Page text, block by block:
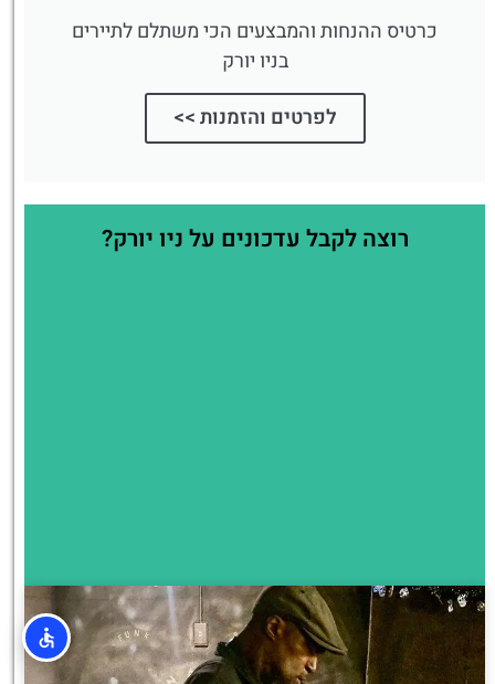
כרטיס ההנחות והמבצעים הכי משתלם לתיירים
בניו יורק
לפרטים והזמנות >>
רוצה לקבל עדכונים על ניו יורק?